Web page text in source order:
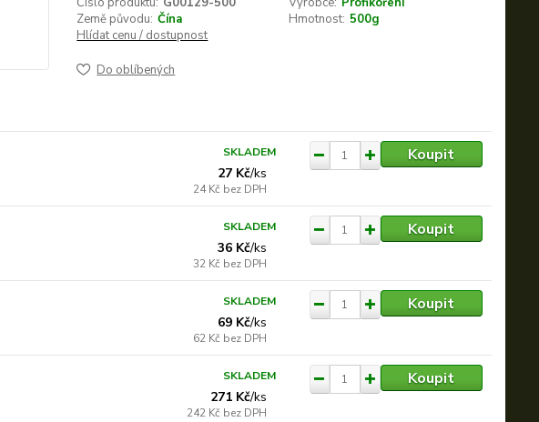
Země původu: Čína Hmotnost: 500g
Hlídat cenu / dostupnost
Do oblíbených
27 Kč/ks
24 Kč bez DPH
SKLADEM Koupit
36 Kč/ks
32 Kč bez DPH
SKLADEM Koupit
69 Kč/ks
62 Kč bez DPH
SKLADEM Koupit
271 Kč/ks
242 Kč bez DPH
SKLADEM Koupit